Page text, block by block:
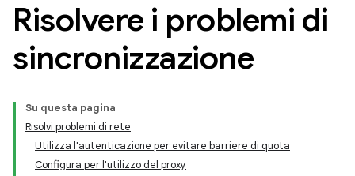
Risolvere i problemi di
sincronizzazione
Su questa pagina
Risolvi problemi di rete
Utilizza l'autenticazione per evitare barriere di quota
Configura per l'utilizzo del proxy